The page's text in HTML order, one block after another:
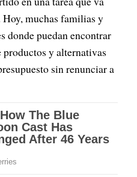
muchas familias y
donde puedan encontrar
productos y alternativas
sin renunciar a